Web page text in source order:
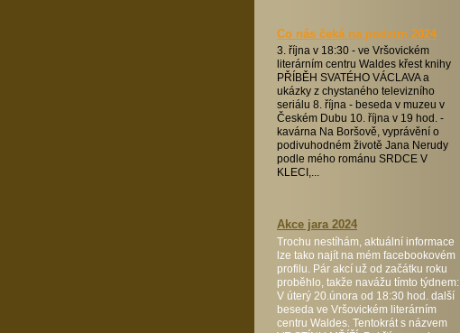
Co nás čeká na podzim 2024
3. října v 18:30 - ve Vršovickém
literárním centru Waldes křest knihy
PŘÍBĚH SVATÉHO VÁCLAVA a
ukázky z chystaného televizního
seriálu 8. října - beseda v muzeu v
Českém Dubu 10. října v 19 hod. -
kavárna Na Boršově, vyprávění o
podivuhodném životě Jana Nerudy
podle mého románu SRDCE V
KLECI,...
Akce jara 2024
Trochu nestíhám, aktuální informace
lze tako najít na mém facebookovém
profilu. Pár akcí už od začátku roku
proběhlo, takže navážu tímto týdnem:
V úterý 20.února od 18:30 hod. další
beseda ve Vršovickém literárním
centru Waldes. Tentokrát s názvem